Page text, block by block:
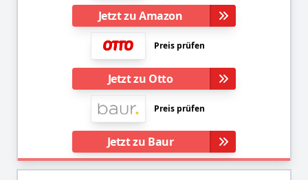
Jetzt zu Amazon
Preis prüfen
Jetzt zu Otto
Preis prüfen
Jetzt zu Baur